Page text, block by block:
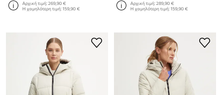
Αρχική τιμή:269,90 €
Η χαμηλότερη τιμή:159,90 €
Αρχική τιμή:289,90 €
Η χαμηλότερη τιμή:159,90 €